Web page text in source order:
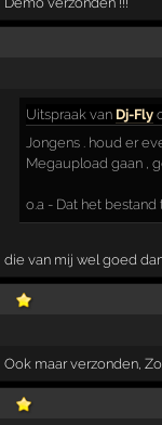
Uitspraak van Dj-Fly
Jongens . houd er
Megaupload gaan ,
o.a - Dat het
die van mij wel goed
Ook maar verzonden,